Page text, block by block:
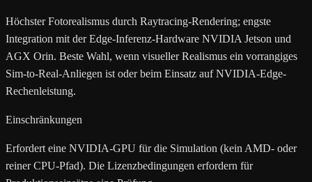
Höchster Fotorealismus durch Raytracing-Rendering; engste
Integration mit der Edge-Inferenz-Hardware NVIDIA Jetson und
AGX Orin. Beste Wahl, wenn visueller Realismus ein vorrangiges
Sim-to-Real-Anliegen ist oder beim Einsatz auf NVIDIA-Edge-
Rechenleistung.
Einschränkungen
Erfordert eine NVIDIA-GPU für die Simulation (kein AMD- oder
reiner CPU-Pfad). Die Lizenzbedingungen erfordern für